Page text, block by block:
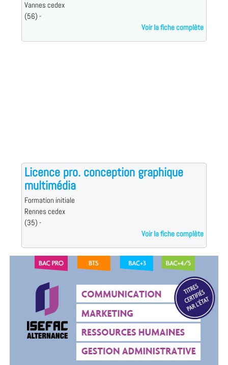
Vannes cedex
(56) -
Voir la fiche complète
Licence pro. conception graphique
multimédia
Formation initiale
Rennes cedex
(35) -
Voir la fiche complète